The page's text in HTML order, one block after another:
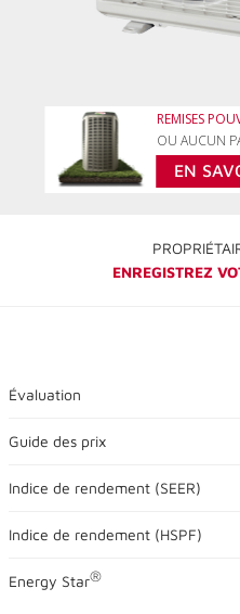
REMISES
OU AUCUN
EN
ENREGISTREZ
Évaluation
Guide des prix
Indice de rendement (SEER)
Indice de rendement (HSPF)
Energy Star®